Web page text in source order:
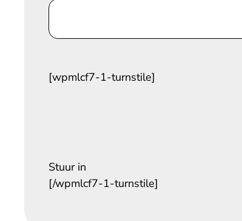
[wpmlcf7-1-turnstile]
Stuur in
[/wpmlcf7-1-turnstile]